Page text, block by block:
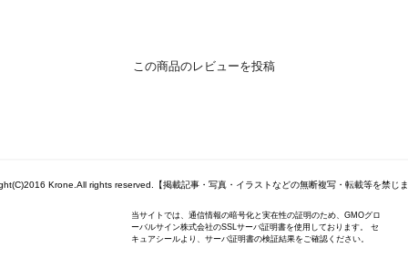
この商品のレビューを投稿
Krone.All rights reserved.【掲載記事・写真・イラストなどの無断複写・転載等を禁じま
当サイトでは、通信情報の暗号化と実在性の証明のため、GMOグロ
ーバルサイン株式会社のSSLサーバ証明書を使用しております。 セ
キュアシールより、サーバ証明書の検証結果をご確認ください。